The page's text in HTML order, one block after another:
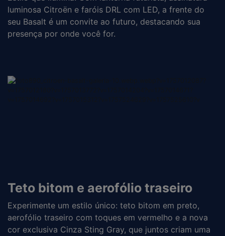
luminosa Citroën e faróis DRL com LED, a frente do
seu Basalt é um convite ao futuro, destacando sua
presença por onde você for.
Teto bitom e aerofólio traseiro
Experimente um estilo único: teto bitom em preto,
aerofólio traseiro com toques em vermelho e a nova
cor exclusiva Cinza Sting Gray, que juntos criam uma